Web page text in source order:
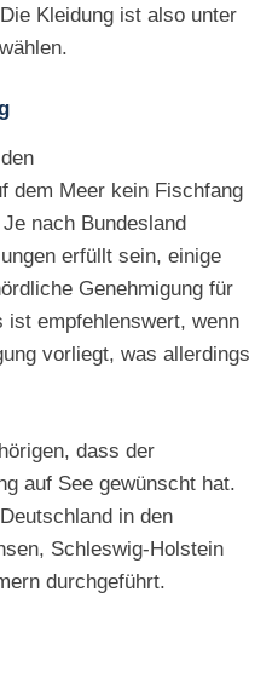
Kleidung ist also unter
dem Meer kein Fischfang
nach Bundesland
erfüllt sein, einige
Genehmigung für
ist empfehlenswert, wenn
vorliegt, was allerdings
dass der
auf See gewünscht hat.
in den
Schleswig-Holstein
durchgeführt.